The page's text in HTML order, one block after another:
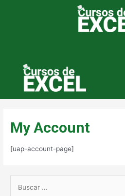
My Account
[uap-account-page]